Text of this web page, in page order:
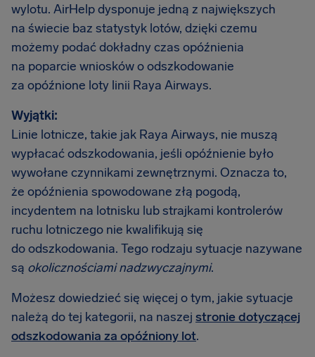
wylotu. AirHelp dysponuje jedną z największych
na świecie baz statystyk lotów, dzięki czemu
możemy podać dokładny czas opóźnienia
na poparcie wniosków o odszkodowanie
za opóźnione loty linii Raya Airways.
Wyjątki:
Linie lotnicze, takie jak Raya Airways, nie muszą
wypłacać odszkodowania, jeśli opóźnienie było
wywołane czynnikami zewnętrznymi. Oznacza to,
że opóźnienia spowodowane złą pogodą,
incydentem na lotnisku lub strajkami kontrolerów
ruchu lotniczego nie kwalifikują się
do odszkodowania. Tego rodzaju sytuacje nazywane
są okolicznościami nadzwyczajnymi.
Możesz dowiedzieć się więcej o tym, jakie sytuacje
należą do tej kategorii, na naszej stronie dotyczącej
odszkodowania za opóźniony lot.